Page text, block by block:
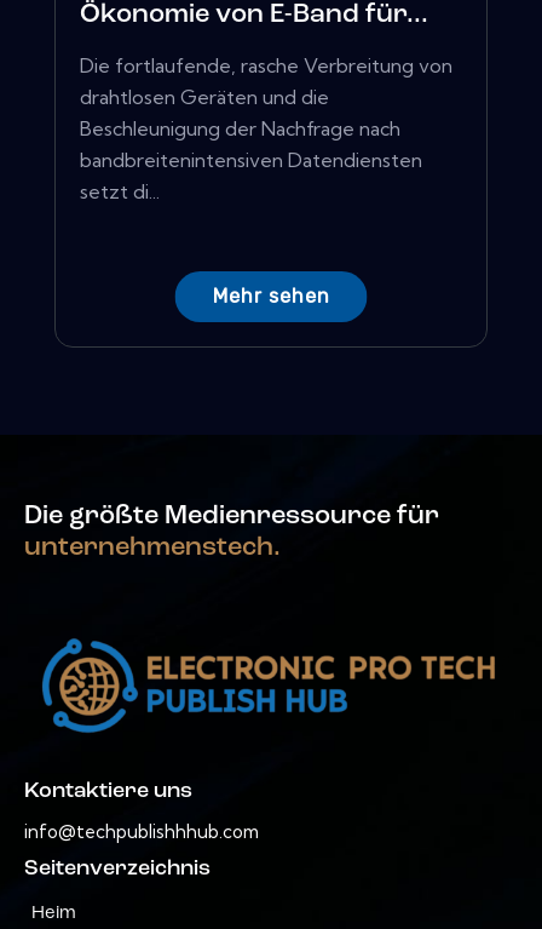
Ökonomie von E-Band für...
Die fortlaufende, rasche Verbreitung von
drahtlosen Geräten und die
Beschleunigung der Nachfrage nach
bandbreitenintensiven Datendiensten
setzt di...
Mehr sehen
Die größte Medienressource für
unternehmenstech.
Kontaktiere uns
info@techpublishhhub.com
Seitenverzeichnis
Heim